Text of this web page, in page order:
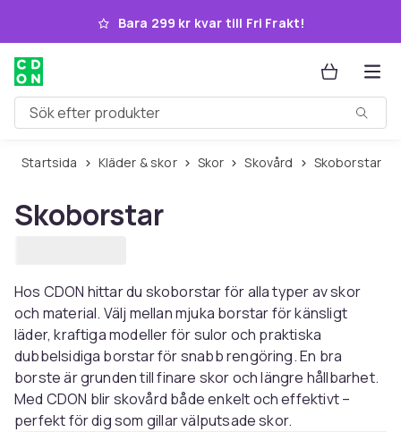
Hoppa till huvudinnehållet
Bara 299 kr kvar till Fri Frakt!
Sök efter produkter
Startsida Kläder & skor Skor Skovård Skoborstar
Skoborstar
Hos CDON hittar du skoborstar för alla typer av skor
och material. Välj mellan mjuka borstar för känsligt
läder, kraftiga modeller för sulor och praktiska
dubbelsidiga borstar för snabb rengöring. En bra
borste är grunden till finare skor och längre hållbarhet.
Med CDON blir skovård både enkelt och effektivt –
perfekt för dig som gillar välputsade skor.